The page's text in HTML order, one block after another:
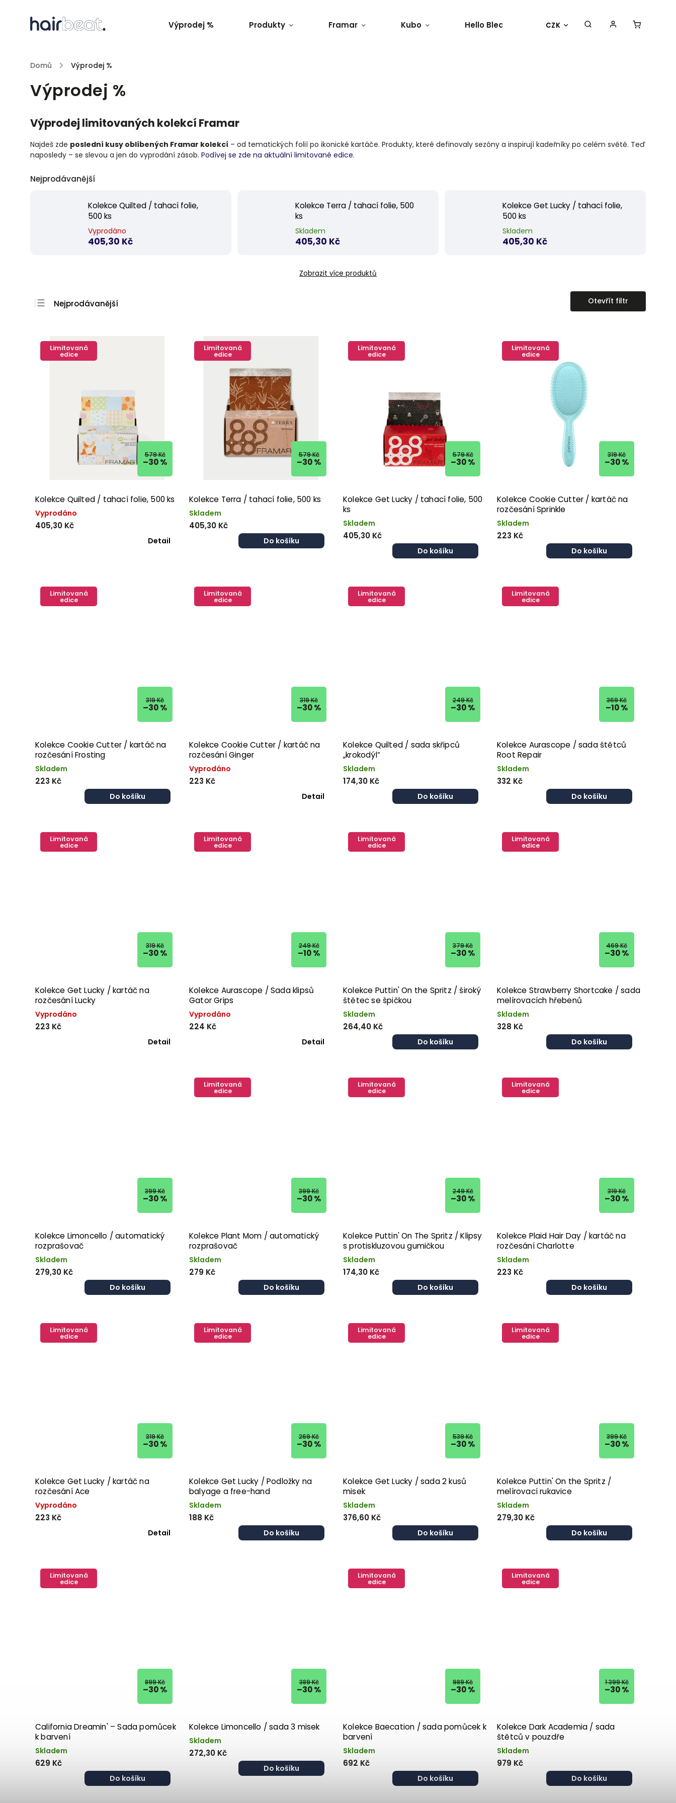
CZK
Výprodej % Produkty Framar Kubo Hello Bleach O nás Kontakty
Domů / Výprodej %
Výprodej %
Výprodej limitovaných kolekcí Framar
Najdeš zde poslední kusy oblíbených Framar kolekcí – od tematických folií po ikonické kartáče. Produkty, které definovaly sezóny a inspirují kadeřníky po celém světě. Teď
naposledy – se slevou a jen do vyprodání zásob. Podívej se zde na aktuální limitované edice.
Nejprodávanější
Kolekce Quilted / tahací folie,
500 ks
Vyprodáno
405,30 Kč
Kolekce Terra / tahací folie, 500
ks
Skladem
405,30 Kč
Kolekce Get Lucky / tahací folie,
500 ks
Skladem
405,30 Kč
Zobrazit více produktů
Nejprodávanější
Abecedně
Otevřít filtr
Limitovaná
edice
579 Kč
–30 %
Kolekce Quilted / tahací folie, 500 ks
Vyprodáno
405,30 Kč
Detail
Limitovaná
edice
579 Kč
–30 %
Kolekce Terra / tahací folie, 500 ks
Skladem
405,30 Kč
Do košíku
Limitovaná
edice
579 Kč
–30 %
Kolekce Get Lucky / tahací folie, 500
ks
Skladem
405,30 Kč
Do košíku
Limitovaná
edice
319 Kč
–30 %
Kolekce Cookie Cutter / kartáč na
rozčesání Sprinkle
Skladem
223 Kč
Do košíku
Limitovaná
edice
319 Kč
–30 %
Kolekce Cookie Cutter / kartáč na
rozčesání Frosting
Skladem
223 Kč
Do košíku
Limitovaná
edice
319 Kč
–30 %
Kolekce Cookie Cutter / kartáč na
rozčesání Ginger
Vyprodáno
223 Kč
Detail
Limitovaná
edice
249 Kč
–30 %
Kolekce Quilted / sada skřipců
„krokodýl“
Skladem
174,30 Kč
Do košíku
Limitovaná
edice
369 Kč
–10 %
Kolekce Aurascope / sada štětců
Root Repair
Skladem
332 Kč
Do košíku
Limitovaná
edice
319 Kč
–30 %
Kolekce Get Lucky / kartáč na
rozčesání Lucky
Vyprodáno
223 Kč
Detail
Limitovaná
edice
249 Kč
–10 %
Kolekce Aurascope / Sada klipsů
Gator Grips
Vyprodáno
224 Kč
Detail
Limitovaná
edice
379 Kč
–30 %
Kolekce Puttin' On the Spritz / široký
štětec se špičkou
Skladem
264,40 Kč
Do košíku
Limitovaná
edice
469 Kč
–30 %
Kolekce Strawberry Shortcake / sada
melírovacích hřebenů
Skladem
328 Kč
Do košíku
399 Kč
–30 %
Kolekce Limoncello / automatický
rozprašovač
Skladem
279,30 Kč
Do košíku
Limitovaná
edice
399 Kč
–30 %
Kolekce Plant Mom / automatický
rozprašovač
Skladem
279 Kč
Do košíku
Limitovaná
edice
249 Kč
–30 %
Kolekce Puttin' On The Spritz / Klipsy
s protiskluzovou gumičkou
Skladem
174,30 Kč
Do košíku
Limitovaná
edice
319 Kč
–30 %
Kolekce Plaid Hair Day / kartáč na
rozčesání Charlotte
Skladem
223 Kč
Do košíku
Limitovaná
edice
319 Kč
–30 %
Kolekce Get Lucky / kartáč na
rozčesání Ace
Vyprodáno
223 Kč
Detail
Limitovaná
edice
269 Kč
–30 %
Kolekce Get Lucky / Podložky na
balyage a free-hand
Skladem
188 Kč
Do košíku
Limitovaná
edice
539 Kč
–30 %
Kolekce Get Lucky / sada 2 kusů
misek
Skladem
376,60 Kč
Do košíku
Limitovaná
edice
399 Kč
–30 %
Kolekce Puttin' On the Spritz /
melírovací rukavice
Skladem
279,30 Kč
Do košíku
Limitovaná
edice
899 Kč
–30 %
California Dreamin' – Sada pomůcek
k barvení
Skladem
629 Kč
Do košíku
389 Kč
–30 %
Kolekce Limoncello / sada 3 misek
Skladem
272,30 Kč
Do košíku
Limitovaná
edice
989 Kč
–30 %
Kolekce Baecation / sada pomůcek k
barvení
Skladem
692 Kč
Do košíku
Limitovaná
edice
1 399 Kč
–30 %
Kolekce Dark Academia / sada
štětců v pouzdře
Skladem
979 Kč
Do košíku